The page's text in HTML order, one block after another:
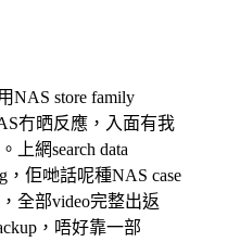
NAS store family
冇晒反應，入面有我
上網search data
，佢哋話呢種NAS case
全部video完整出返
，唔好靠一部